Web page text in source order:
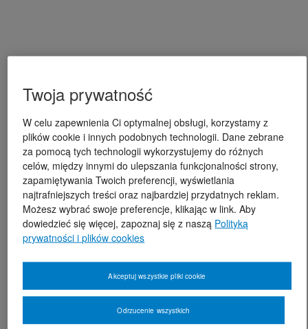
Twoja prywatność
W celu zapewnienia Ci optymalnej obsługi, korzystamy z
plików cookie i innych podobnych technologii. Dane zebrane
za pomocą tych technologii wykorzystujemy do różnych
celów, między innymi do ulepszania funkcjonalności strony,
zapamiętywania Twoich preferencji, wyświetlania
najtrafniejszych treści oraz najbardziej przydatnych reklam.
Możesz wybrać swoje preferencje, klikając w link. Aby
dowiedzieć się więcej, zapoznaj się z naszą Polityką
prywatności i plików cookies
Odrzucenie wszystkich
Akceptuj wszystkie pliki cookie